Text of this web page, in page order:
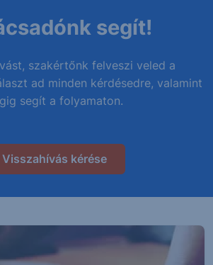
segít!
szakértőnk felveszi veled a
ad minden kérdésedre, valamint
segít a folyamaton.
Visszahívás kérése